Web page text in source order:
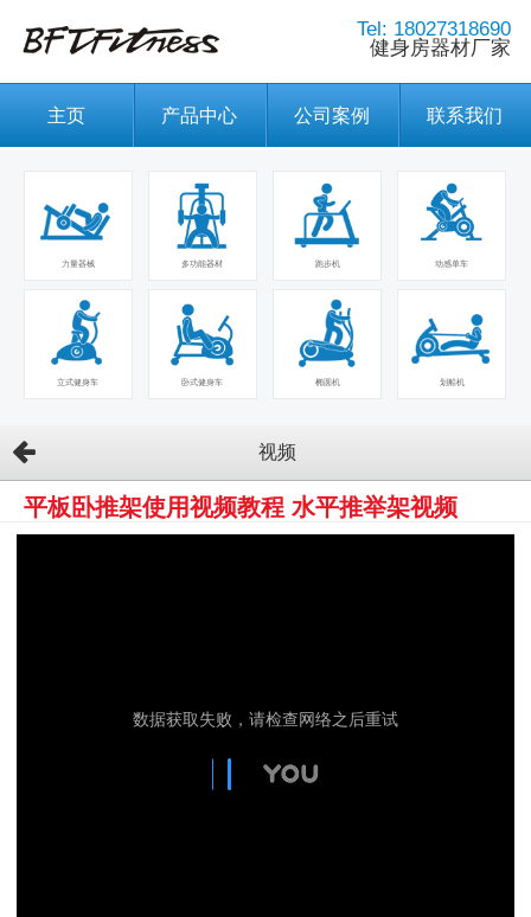
Tel: 18027318690
健身房器材厂家
主页 产品中心 公司案例 联系我们
力量器械 多功能器材 跑步机 动感单车
立式健身车 卧式健身车 椭圆机 划船机
视频
平板卧推架使用视频教程 水平推举架视频